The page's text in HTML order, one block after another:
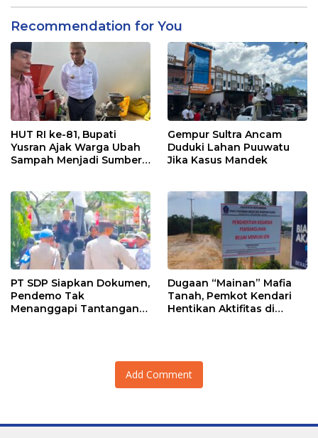
Recommendation for You
HUT RI ke-81, Bupati
Yusran Ajak Warga Ubah
Sampah Menjadi Sumber
Gempur Sultra Ancam
Duduki Lahan Puuwatu
Jika Kasus Mandek
PT SDP Siapkan Dokumen,
Pendemo Tak
Menanggapi Tantangan
Dugaan “Mainan” Mafia
Tanah, Pemkot Kendari
Hentikan Aktifitas di
Add Comment